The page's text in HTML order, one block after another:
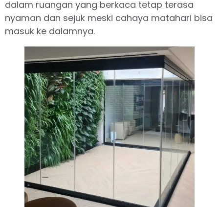
dalam ruangan yang berkaca tetap terasa
nyaman dan sejuk meski cahaya matahari bisa
masuk ke dalamnya.